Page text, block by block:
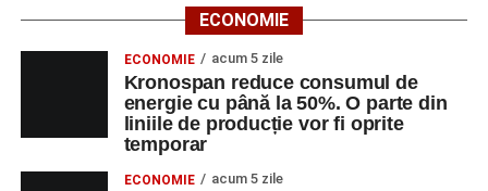
ECONOMIE
ECONOMIE acum 5 zile
Kronospan reduce consumul de
energie cu până la 50%. O parte din
liniile de producție vor fi oprite
temporar
ECONOMIE acum 5 zile